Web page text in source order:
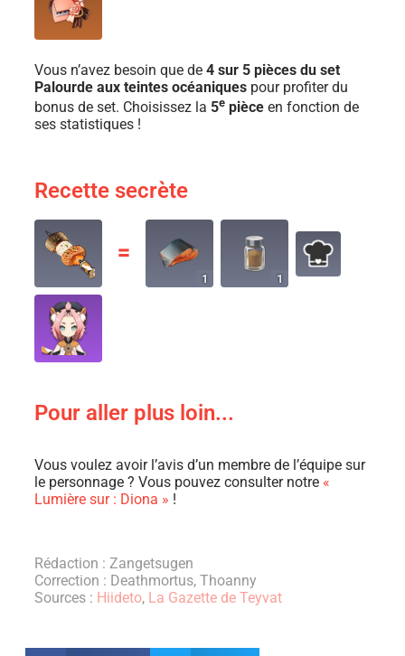
Vous n’avez besoin que de 4 sur 5 pièces du set
Palourde aux teintes océaniques pour profiter du
bonus de set. Choisissez la 5e pièce en fonction de
ses statistiques !
Recette secrète
〓
1 1
Pour aller plus loin...
Vous voulez avoir l’avis d’un membre de l’équipe sur
le personnage ? Vous pouvez consulter notre «
Lumière sur : Diona » !
Rédaction : Zangetsugen
Correction : Deathmortus, Thoanny
Sources : Hiideto, La Gazette de Teyvat